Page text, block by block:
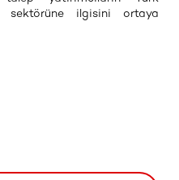
sektörüne ilgisini ortaya